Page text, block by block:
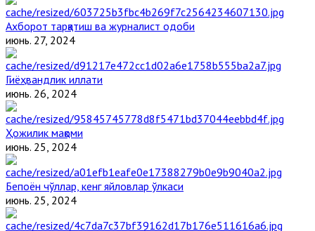
Ахборот тарқатиш ва журналист одоби
июнь. 27, 2024
Гиёҳвандлик иллати
июнь. 26, 2024
Ҳожилик мақоми
июнь. 25, 2024
Бепоён чўллар, кенг яйловлар ўлкаси
июнь. 25, 2024